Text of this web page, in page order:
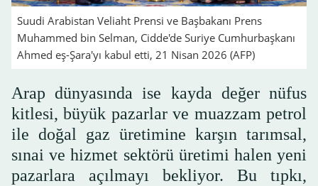
Suudi Arabistan Veliaht Prensi ve Başbakanı Prens
Muhammed bin Selman, Cidde'de Suriye Cumhurbaşkanı
Ahmed eş-Şara'yı kabul etti, 21 Nisan 2026 (AFP)
Arap dünyasında ise kayda değer nüfus
kitlesi, büyük pazarlar ve muazzam petrol
ile doğal gaz üretimine karşın tarımsal,
sınai ve hizmet sektörü üretimi halen yeni
pazarlara açılmayı bekliyor. Bu tıpkı,